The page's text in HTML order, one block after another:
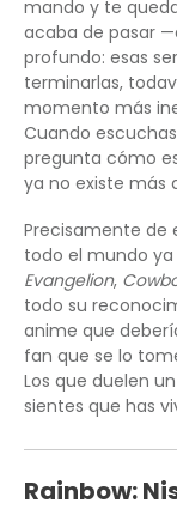
mando y te
acaba de pasar
profundo: esas
terminarlas,
momento más
Cuando
pregunta cómo
ya no existe más
Precisamente de
todo el mundo
Evangelion,
todo su
anime que
fan que se lo
Los que duelen
sientes que has
Rainbow: